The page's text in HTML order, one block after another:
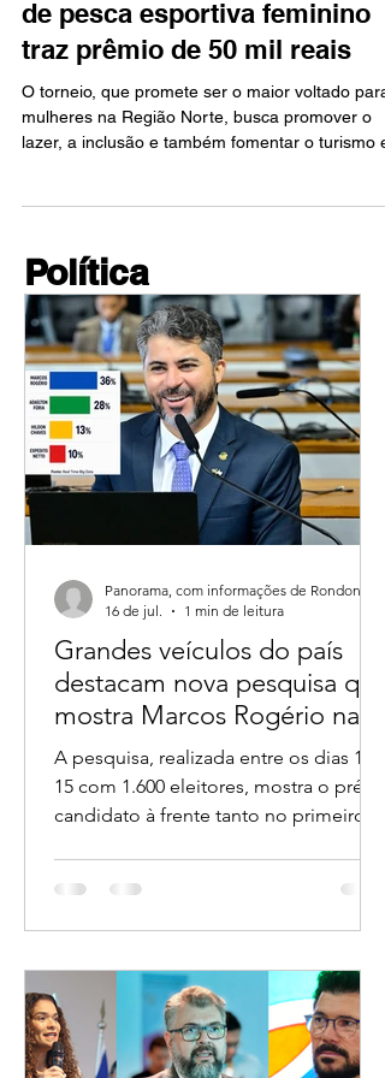
Elas Pescando 2025: festival
de pesca esportiva feminino
traz prêmio de 50 mil reais
O torneio, que promete ser o maior voltado para
lazer, a inclusão e também fomentar o turismo e
distritos de Porto Velho
Política
Grandes veículos do país
destacam nova pesquisa que
mostra Marcos Rogério na
liderança ao Governo de
A pesquisa, realizada entre os dias 14 e
candidato à frente tanto no primeiro
cenários de segundo turno.